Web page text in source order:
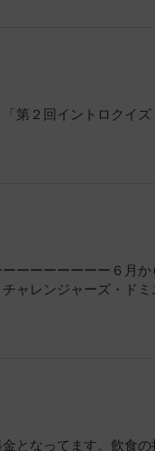
第２回イントロクイズ
ーーーーーーー６月か
ャレンジャーズ・ドミ
となってます。飲食の